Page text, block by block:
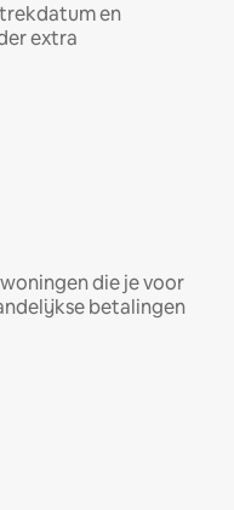
en
extra
die je voor
betalingen